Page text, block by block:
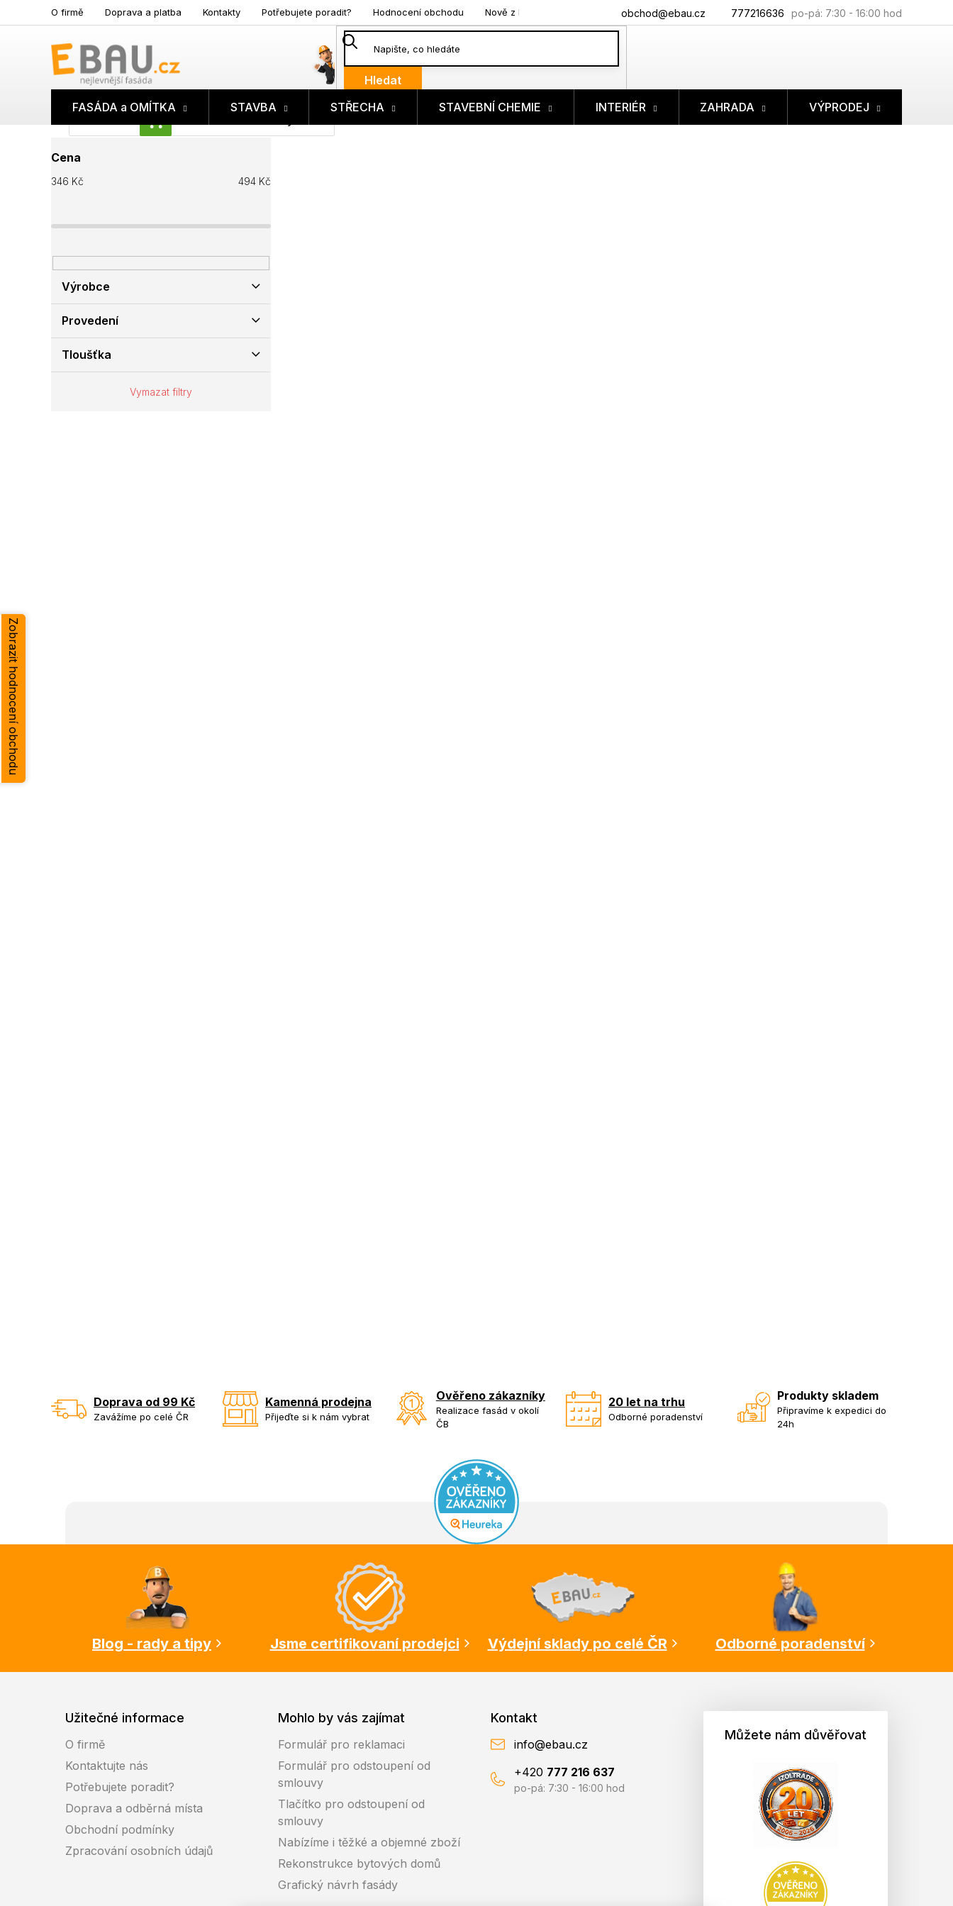
na
777216636
obchod@ebau.cz
O firmě Doprava a platba Kontakty Potřebujete poradit? Hodnocení obchodu Nově z blogu
Hledat
NÁKUPNÍ
FASÁDA a OMÍTKA STAVBA STŘECHA STAVEBNÍ CHEMIE INTERIÉR ZAHRADA VÝPRODEJ
o
s
a
n
í
a
Cena
346 Kč 494 Kč
Výrobce
Provedení
Tloušťka
Vymazat filtry
Doprava od 99 Kč
Zavážíme po celé ČR
Kamenná prodejna
Přijeďte si k nám vybrat
Ověřeno zákazníky
Realizace fasád v okolí
ČB
20 let na trhu
Odborné poradenství
Produkty skladem
Připravíme k expedici do
24h
Blog - rady a tipy
Jsme certifikovaní prodejci Výdejní sklady po celé ČR Odborné poradenství
Užitečné informace
O firmě
Kontaktujte nás
Potřebujete poradit?
Doprava a odběrná místa
Obchodní podmínky
Zpracování osobních údajů
Mohlo by vás zajímat
Formulář pro reklamaci
Formulář pro odstoupení od
smlouvy
Tlačítko pro odstoupení od
smlouvy
Nabízíme i těžké a objemné zboží
Rekonstrukce bytových domů
Grafický návrh fasády
Kontakt
info@ebau.cz
+420 777 216 637
po-pá: 7:30 - 16:00 hod
Můžete nám důvěřovat
Zobrazit hodnocení obchodu